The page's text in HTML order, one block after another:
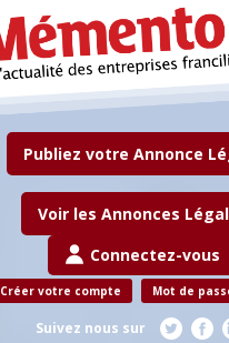
Publiez votre Annonce
Voir les Annonces
Connectez-vous
Créer votre compte Mot de
Suivez nous sur